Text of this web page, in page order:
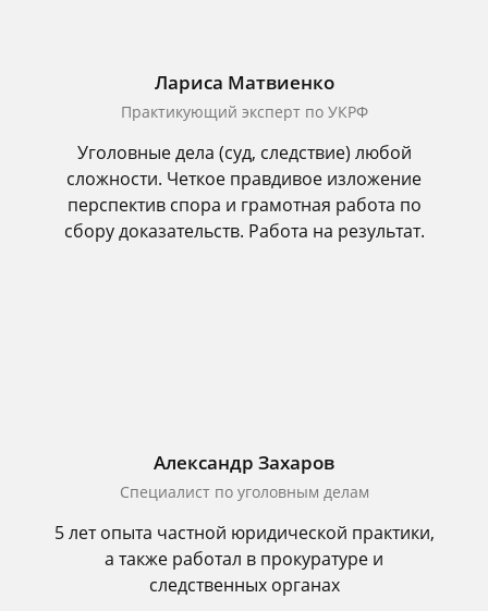
Лариса Матвиенко
Практикующий эксперт по УКРФ
Уголовные дела (суд, следствие) любой
сложности. Четкое правдивое изложение
перспектив спора и грамотная работа по
сбору доказательств. Работа на результат.
Александр Захаров
Специалист по уголовным делам
5 лет опыта частной юридической практики,
а также работал в прокуратуре и
следственных органах